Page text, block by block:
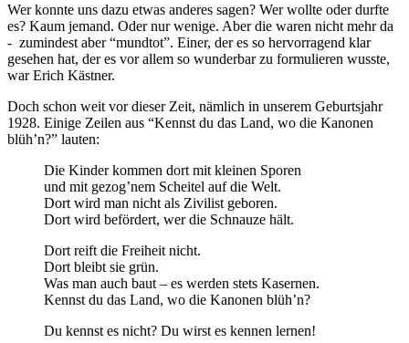
Wer konnte uns dazu etwas anderes sagen? Wer wollte oder durfte
es? Kaum jemand. Oder nur wenige. Aber die waren nicht mehr da
- zumindest aber “mundtot”. Einer, der es so hervorragend klar
gesehen hat, der es vor allem so wunderbar zu formulieren wusste,
war Erich Kästner.
Doch schon weit vor dieser Zeit, nämlich in unserem Geburtsjahr
1928. Einige Zeilen aus “Kennst du das Land, wo die Kanonen
blüh’n?” lauten:
Die Kinder kommen dort mit kleinen Sporen
und mit gezog’nem Scheitel auf die Welt.
Dort wird man nicht als Zivilist geboren.
Dort wird befördert, wer die Schnauze hält.
Dort reift die Freiheit nicht.
Dort bleibt sie grün.
Was man auch baut – es werden stets Kasernen.
Kennst du das Land, wo die Kanonen blüh’n?
Du kennst es nicht? Du wirst es kennen lernen!